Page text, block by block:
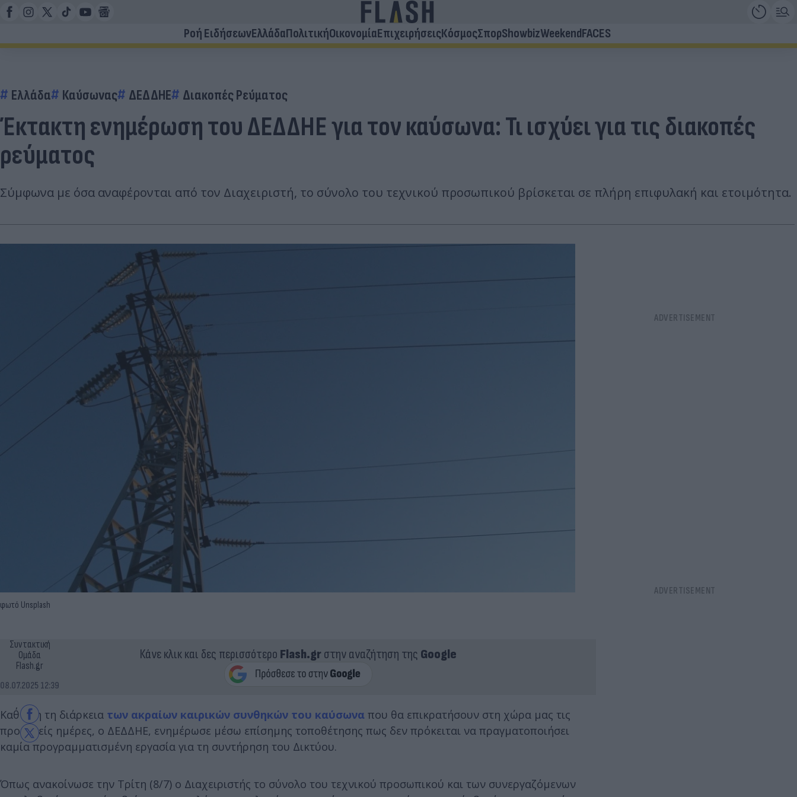
Ροή ΕιδήσεωνΕλλάδαΠολιτικήΟικονομίαΕπιχειρήσειςΚόσμοςΣπορShowbizWeekendFACES
Ελλάδα Καύσωνας ΔΕΔΔΗΕ Διακοπές Ρεύματος
Έκτακτη ενημέρωση του ΔΕΔΔΗΕ για τον καύσωνα: Τι ισχύει για τις διακοπές
ρεύματος
Σύμφωνα με όσα αναφέρονται από τον Διαχειριστή, το σύνολο του τεχνικού προσωπικού βρίσκεται σε πλήρη επιφυλακή και ετοιμότητα.
φωτό Unsplash
Συντακτική
Ομάδα
Flash.gr
08.07.2025 12:39
Κάνε κλικ και δες περισσότερο Flash.grστην αναζήτηση της Google
Καθ΄ όλη τη διάρκεια των ακραίων καιρικών συνθηκών του καύσωνα που θα επικρατήσουν στη χώρα μας τις
προσεχείς ημέρες, ο ΔΕΔΔΗΕ, ενημέρωσε μέσω επίσημης τοποθέτησης πως δεν πρόκειται να πραγματοποιήσει
καμία προγραμματισμένη εργασία για τη συντήρηση του Δικτύου.
Όπως ανακοίνωσε την Τρίτη (8/7) ο Διαχειριστής το σύνολο του τεχνικού προσωπικού και των συνεργαζόμενων